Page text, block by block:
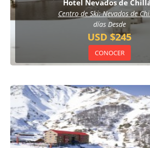
Hotel Nevados de
Centro de Ski: Nevados de
días Desde
USD $245
CONOCER